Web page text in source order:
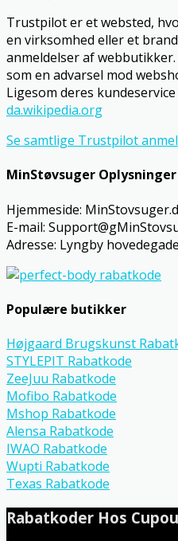
Trustpilot er et websted,
en virksomhed eller et
anmeldelser af
som en advarsel mod
Ligesom deres
da.wikipedia.org
Se samtlige Trustpilot
MinStøvsuger Oplysninger
Hjemmeside:
E-mail:
Adresse: Lyngby
Populære butikker
Højgaard Brugskunst
STYLEPIT Rabatkode
ZeeJuu Rabatkode
Mofibo Rabatkode
Mshop Rabatkode
Alensa Rabatkode
IWAO Rabatkode
Wupti Rabatkode
Texas Rabatkode
Rabatkoder Hos